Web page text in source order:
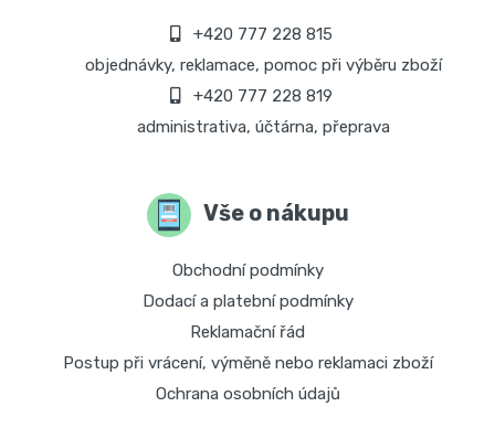
+420 777 228 815
objednávky, reklamace, pomoc při výběru zboží
+420 777 228 819
administrativa, účtárna, přeprava
Vše o nákupu
Obchodní podmínky
Dodací a platební podmínky
Reklamační řád
Postup při vrácení, výměně nebo reklamaci zboží
Ochrana osobních údajů